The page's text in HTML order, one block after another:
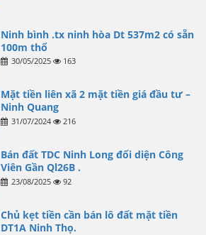
Ninh bình .tx ninh hòa Dt 537m2 có sẵn
100m thổ
30/05/2025 163
Mặt tiền liên xã 2 mặt tiền giá đầu tư –
Ninh Quang
31/07/2024 216
Bán đất TDC Ninh Long đối diện Công
Viên Gần Ql26B .
23/08/2025 92
Chủ kẹt tiền cần bán lô đất mặt tiền
DT1A Ninh Thọ.